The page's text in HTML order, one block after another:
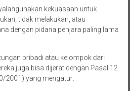
kekuasaan untuk
tidak melakukan, atau
dengan pidana penjara paling lama
pribadi atau kelompok dari
juga bisa dijerat dengan Pasal 12
2001) yang mengatur: